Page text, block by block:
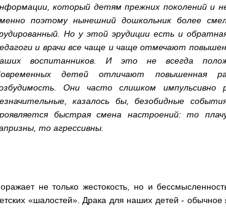
который детям прежних поколений и
поэтому нынешний дошкольник более
Но у этой эрудиции есть и
и врачи все чаще и чаще отмечают
воспитанников. И это не всегда
детей отличают повышенная
Они часто слишком импульсивно
казалось бы, безобидные
быстрая смена настроений: то
то агрессивны.
не только жестокость, но и
«шалостей». Драка для наших детей - обычное